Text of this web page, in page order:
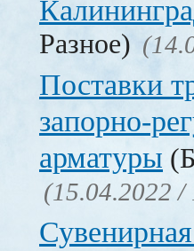
Разное)
Поставки
запорно-
арматуры
(15.04.2022 /